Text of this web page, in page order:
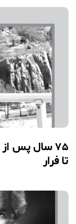
۷۵ سال پس از
تا فرار